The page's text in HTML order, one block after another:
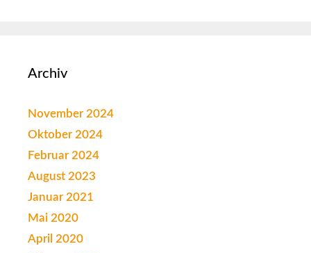
Archiv
November 2024
Oktober 2024
Februar 2024
August 2023
Januar 2021
Mai 2020
April 2020